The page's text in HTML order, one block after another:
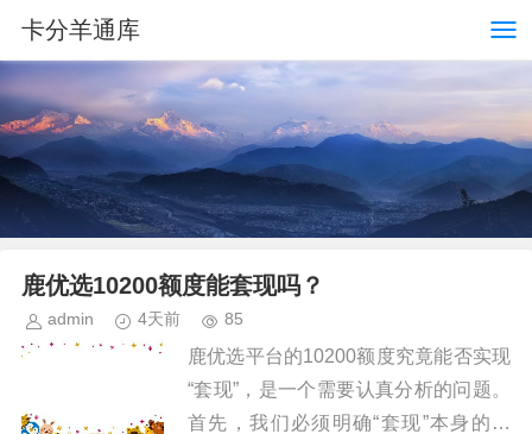
卡分羊通库
鹿优选10200额度能套现吗？
admin 4天前 85
鹿优选平台的10200额度究竟能否实现
“套现”，是一个需要认真分析的问题。
首先，我们必须明确“套现”本身的含